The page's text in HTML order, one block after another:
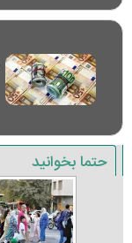
حتما بخوانید